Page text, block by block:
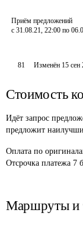
Приём предложений
с 31.08.21, 22:00 по
81 Изменён 15 сен
Стоимость
Идёт запрос
предложит
Оплата по
Отсрочка платежа 7
Маршруты и